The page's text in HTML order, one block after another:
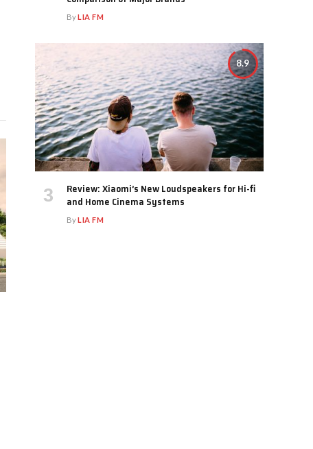
ByLIA FM
8.9
Review: Xiaomi’s New Loudspeakers for Hi-fi
and Home Cinema Systems
ByLIA FM